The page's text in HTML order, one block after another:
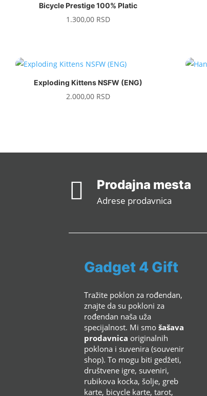
Bicycle Prestige 100% Platic
1.300,00 RSD
Exploding Kittens NSFW (ENG)
2.000,00 RSD
 Prodajna mesta
Adrese prodavnica
Gadget 4 Gift
Tražite poklon za rođendan,
znajte da su pokloni za
rođendan naša uža
specijalnost. Mi smošašava
prodavnica originalnih
poklona i suvenira (souvenir
shop). To mogu biti gedžeti,
društvene igre, suveniri,
rubikova kocka, šolje, greb
karte, bicycle karte, tarot,